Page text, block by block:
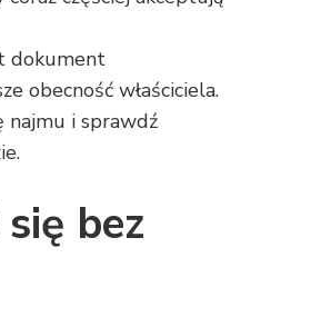
dokument
obecność właściciela.
najmu i sprawdź
bez